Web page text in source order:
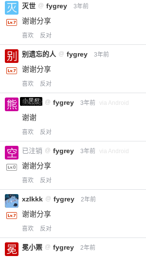
灭世 @ fygrey 3年前
谢谢分享
喜欢 反对
别遗忘的人 @ fygrey 3年前
谢谢分享
喜欢 反对
小黑屋
熊出没 @ fygrey 3年前 via Android
谢谢
喜欢 反对
已注销 @ fygrey 3年前 via Android
谢谢分享
喜欢 反对
xzlkkk @ fygrey 2年前
谢谢分享
喜欢 反对
冕小罴 @ fygrey 2年前
您没有权限发布内容，请购买会员
限。